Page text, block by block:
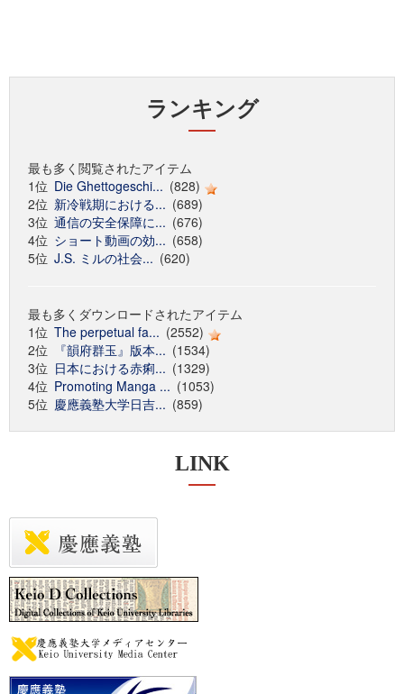
ランキング
最も多く閲覧されたアイテム
1位 Die Ghettogeschi... (828)
2位 新冷戦期における... (689)
3位 通信の安全保障に... (676)
4位 ショート動画の効... (658)
5位 J.S. ミルの社会... (620)
最も多くダウンロードされたアイテム
1位 The perpetual fa... (2552)
2位
『韻府群玉』版本... (1534)
3位 日本における赤痢... (1329)
4位 Promoting Manga ... (1053)
5位 慶應義塾大学日吉... (859)
LINK